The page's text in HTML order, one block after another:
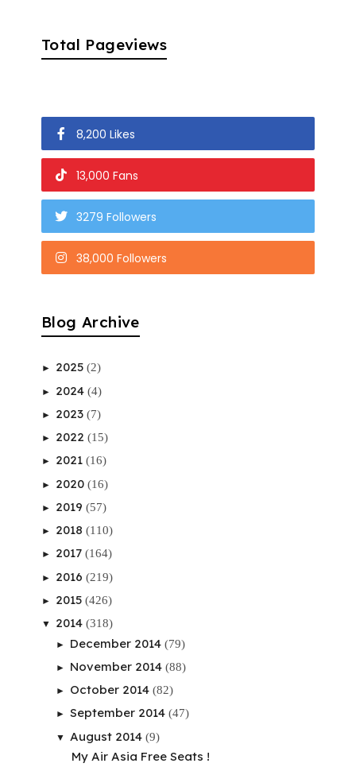
Total Pageviews
8,200 Likes
13,000 Fans
3279 Followers
38,000 Followers
Blog Archive
► 2025 (2)
► 2024 (4)
► 2023 (7)
► 2022 (15)
► 2021 (16)
► 2020 (16)
► 2019 (57)
► 2018 (110)
► 2017 (164)
► 2016 (219)
► 2015 (426)
▼ 2014 (318)
► December 2014 (79)
► November 2014 (88)
► October 2014 (82)
► September 2014 (47)
▼ August 2014 (9)
My Air Asia Free Seats !